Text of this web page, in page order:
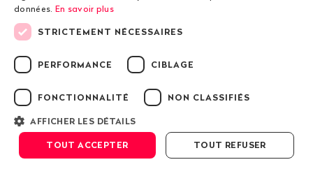
© 2026 Public Eye
Mentions légales
Lignes directrices de Public Eye en matière de
protection des données
Conditions générales
données. En savoir plus
STRICTEMENT NÉCESSAIRES
PERFORMANCE CIBLAGE
FONCTIONNALITÉ NON CLASSIFIÉS
AFFICHER LES DÉTAILS
TOUT ACCEPTER TOUT REFUSER